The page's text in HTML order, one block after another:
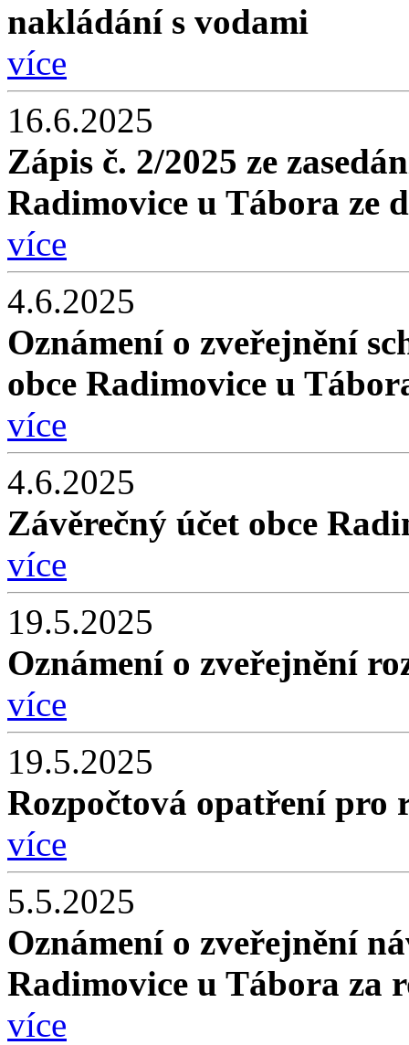
nakládání s vodami
více
16.6.2025
Zápis č. 2/2025 ze
Radimovice u Tábora ze
více
4.6.2025
Oznámení o zveřejnění
obce Radimovice u
více
4.6.2025
Závěrečný účet obce
více
19.5.2025
Oznámení o zveřejnění
více
19.5.2025
Rozpočtová opatření pro
více
5.5.2025
Oznámení o zveřejnění
Radimovice u Tábora za
více